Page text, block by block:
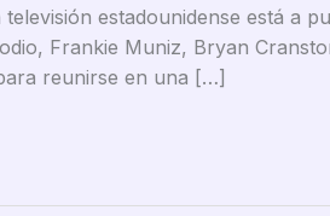
estadounidense está a
Frankie Muniz, Bryan
reunirse en una […]